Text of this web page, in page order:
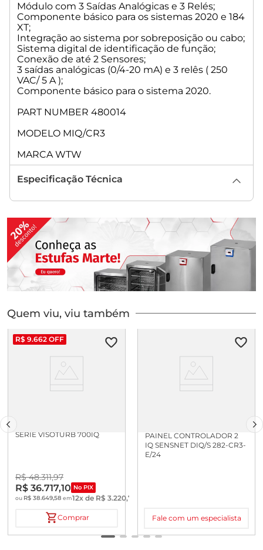
Módulo com 3 Saídas Analógicas e 3 Relés;
Componente básico para os sistemas 2020 e 184
XT;
Integração ao sistema por sobreposição ou cabo;
Sistema digital de identificação de função;
Conexão de até 2 Sensores;
3 saídas analógicas (0/4-20 mA) e 3 relês ( 250
VAC/ 5 A );
Componente básico para o sistema 2020.
PART NUMBER 480014
MODELO MIQ/CR3
MARCA WTW
Especificação Técnica
Quem viu, viu também
R$ 9.662 OFF
SERIE VISOTURB 700IQ
R$ 48.311,97
R$ 36.717,10 No PIX
ou R$ 38.649,58 em12x de R$ 3.220,79
Comprar
PAINEL CONTROLADOR 2
IQ SENSNET DIQ/S 282-CR3-
E/24
Fale com um especialista